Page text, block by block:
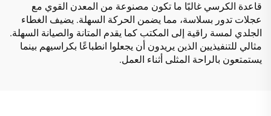
قاعدة الكرسي غالبًا ما تكون مصنوعة من المعدن القوي مع
عجلات تدور بسلاسة، مما يضمن الحركة السهلة. يضيف الغطاء
الجلدي لمسة راقية إلى المكتب كما يقدم المتانة والصيانة السهلة.
مثالي للتنفيذيين الذين يريدون أن يجعلوا انطباعًا بكراسيهم بينما
يستمتعون بالراحة المثلى أثناء العمل.